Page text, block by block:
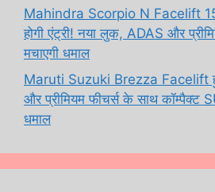
Mahindra Scorpio N Facelift
होगी एंट्री! नया लुक, ADAS और
मचाएगी धमाल
Maruti Suzuki Brezza Facelift
और प्रीमियम फीचर्स के साथ कॉम्पैक्ट
धमाल